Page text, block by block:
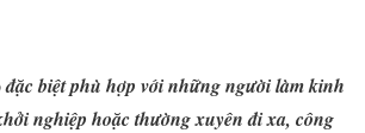
đặc biệt phù hợp với những người làm kinh
nghiệp hoặc thường xuyên đi xa, công